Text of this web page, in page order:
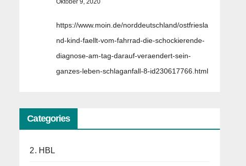
Oktober 9, 2020
https://www.moin.de/norddeutschland/ostfriesla
nd-kind-faellt-vom-fahrrad-die-schockierende-
diagnose-am-tag-darauf-veraendert-sein-
ganzes-leben-schlaganfall-8-id230617766.html
Categories
2. HBL